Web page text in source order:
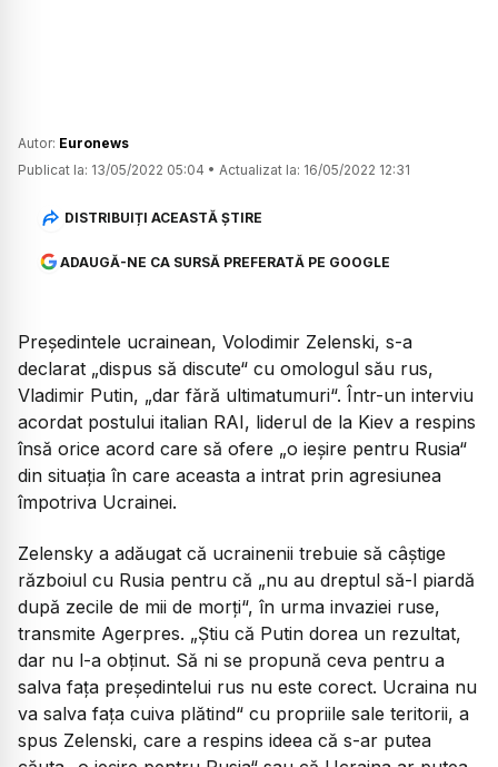
Autor: Euronews
Publicat la: 13/05/2022 05:04 • Actualizat la: 16/05/2022 12:31
DISTRIBUIȚI ACEASTĂ ȘTIRE
ADAUGĂ-NE CA SURSĂ PREFERATĂ PE GOOGLE
Preşedintele ucrainean, Volodimir Zelenski, s-a
declarat „dispus să discute“ cu omologul său rus,
Vladimir Putin, „dar fără ultimatumuri“. Într-un interviu
acordat postului italian RAI, liderul de la Kiev a respins
însă orice acord care să ofere „o ieşire pentru Rusia“
din situaţia în care aceasta a intrat prin agresiunea
împotriva Ucrainei.
Zelensky a adăugat că ucrainenii trebuie să câştige
războiul cu Rusia pentru că „nu au dreptul să-l piardă
după zecile de mii de morţi“, în urma invaziei ruse,
transmite Agerpres. „Ştiu că Putin dorea un rezultat,
dar nu l-a obţinut. Să ni se propună ceva pentru a
salva faţa preşedintelui rus nu este corect. Ucraina nu
va salva faţa cuiva plătind“ cu propriile sale teritorii, a
spus Zelenski, care a respins ideea că s-ar putea